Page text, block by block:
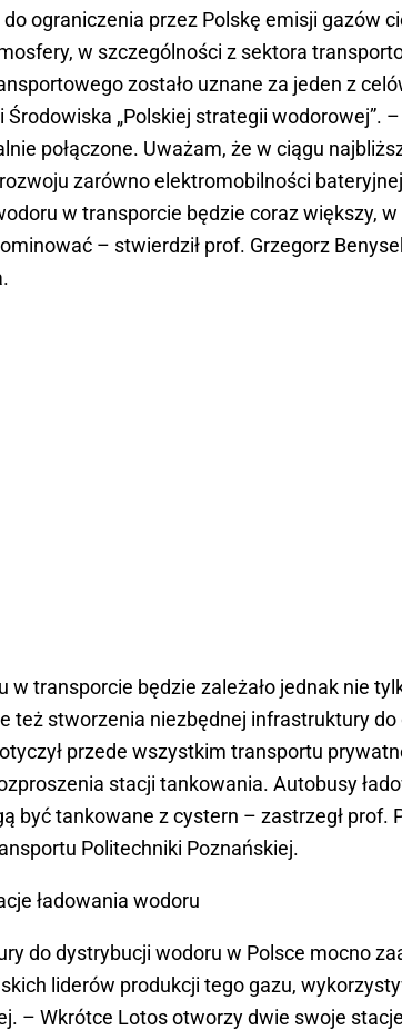
ograniczenia przez Polskę emisji gazów
w szczególności z sektora
zostało uznane za jeden z
„Polskiej strategii wodorowej”.
połączone. Uważam, że w ciągu
zarówno elektromobilności
w transporcie będzie coraz większy,
– stwierdził prof. Grzegorz
w transporcie będzie zależało jednak nie
też stworzenia niezbędnej infrastruktury
przede wszystkim transportu
stacji tankowania. Autobusy
być tankowane z cystern – zastrzegł prof.
Politechniki Poznańskiej.
ładowania wodoru
do dystrybucji wodoru w Polsce mocno
liderów produkcji tego gazu,
– Wkrótce Lotos otworzy dwie swoje